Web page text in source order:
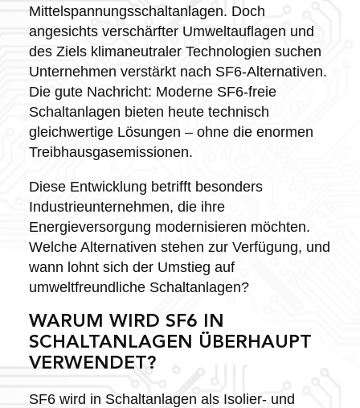
Mittelspannungsschaltanlagen. Doch
angesichts verschärfter Umweltauflagen und
des Ziels klimaneutraler Technologien suchen
Unternehmen verstärkt nach SF6-Alternativen.
Die gute Nachricht: Moderne SF6-freie
Schaltanlagen bieten heute technisch
gleichwertige Lösungen – ohne die enormen
Treibhausgasemissionen.
Diese Entwicklung betrifft besonders
Industrieunternehmen, die ihre
Energieversorgung modernisieren möchten.
Welche Alternativen stehen zur Verfügung, und
wann lohnt sich der Umstieg auf
umweltfreundliche Schaltanlagen?
WARUM WIRD SF6 IN
SCHALTANLAGEN ÜBERHAUPT
VERWENDET?
SF6 wird in Schaltanlagen als Isolier- und